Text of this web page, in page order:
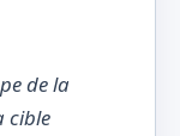
de la
cible